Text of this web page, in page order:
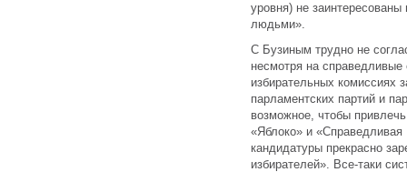
уровня) не
людьми».
С Бузиным трудно не
несмотря на справедливые
избирательных комиссиях
парламентских партий и
возможное, чтобы
«Яблоко» и «Справедливая
кандидатуры прекрасно
избирателей». Все-таки